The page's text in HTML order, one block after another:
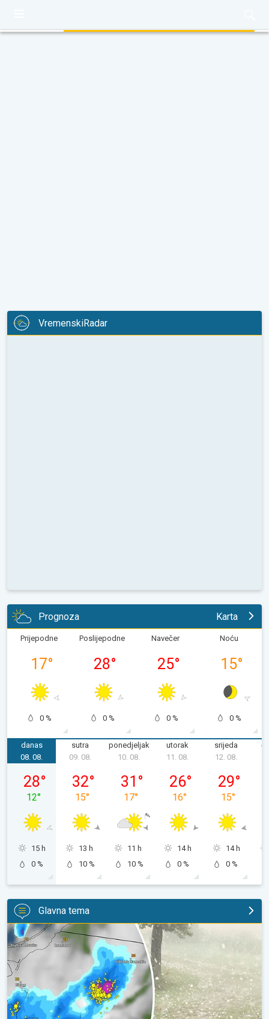
VremenskiRadar
Prognoza Karta
Prijepodne
17°
0 %
Poslijepodne
28°
0 %
Navečer
25°
0 %
Noću
15°
0 %
danas
subota, 08. 08.
08. 08.
28°
12°
15 h
0 %
sutra
09. 08.
32°
15°
13 h
10 %
ponedjeljak
10. 08.
31 °
17°
11 h
10 %
utorak
11. 08.
26°
16°
14 h
0 %
srijeda
12. 08.
29°
15°
14 h
0 %
Glavna tema
Ogromni komadi leda u Poljskoj. Nevrijeme. . .